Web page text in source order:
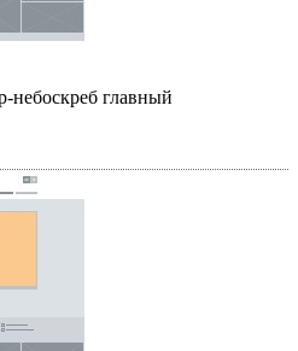
небоскреб главный